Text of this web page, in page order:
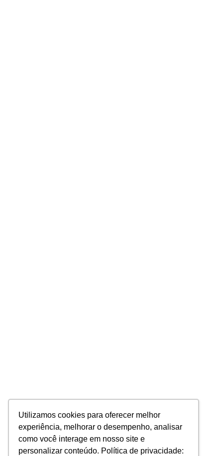
Utilizamos cookies para oferecer melhor
experiência, melhorar o desempenho, analisar
como você interage em nosso site e
personalizar conteúdo. Política de privacidade: